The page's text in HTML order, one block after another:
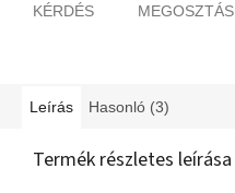
KÉRDÉS MEGOSZTÁS
Leírás Hasonló (3)
Termék részletes leírása